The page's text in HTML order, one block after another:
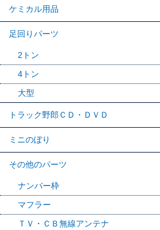
ケミカル用品
足回りパーツ
2トン
4トン
大型
トラック野郎ＣＤ・ＤＶＤ
ミニのぼり
その他のパーツ
ナンバー枠
マフラー
ＴＶ・ＣＢ無線アンテナ